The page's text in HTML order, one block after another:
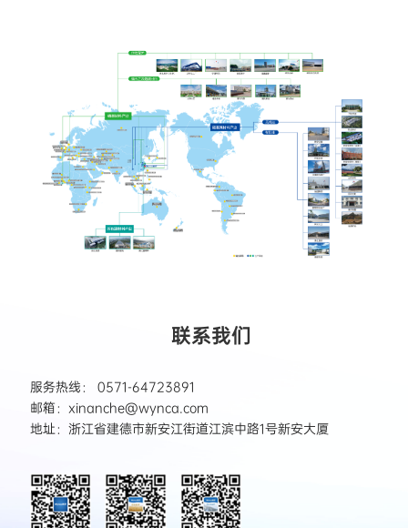
联系我们
服务热线： 0571-64723891
邮箱：xinanche@wynca.com
地址：浙江省建德市新安江街道江滨中路1号新安大厦